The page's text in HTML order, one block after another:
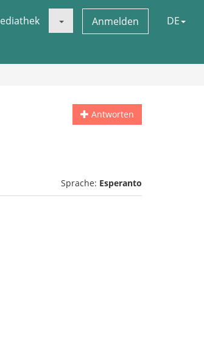
Anmelden DE
Antworten
Sprache: Esperanto